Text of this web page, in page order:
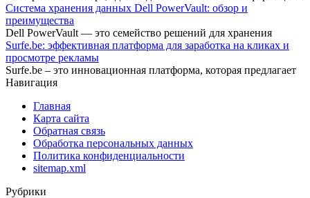
Система хранения данных Dell PowerVault: обзор и
преимущества
Dell PowerVault — это семейство решений для хранения
Surfe.be: эффективная платформа для заработка на кликах и
просмотре рекламы
Surfe.be – это инновационная платформа, которая предлагает
Навигация
Главная
Карта сайта
Обратная связь
Обработка персональных данных
Политика конфиденциальности
sitemap.xml
Рубрики